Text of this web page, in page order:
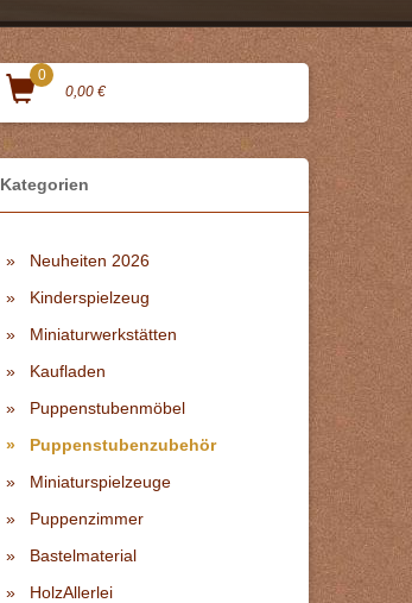
0
0,00 €
Kategorien
Neuheiten 2026
Kinderspielzeug
Miniaturwerkstätten
Kaufladen
Puppenstubenmöbel
Puppenstubenzubehör
Miniaturspielzeuge
Puppenzimmer
Bastelmaterial
HolzAllerlei